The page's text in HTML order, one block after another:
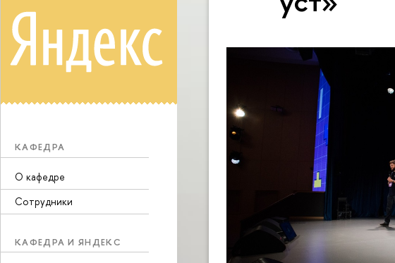
КАФЕДРА
О кафедре
Сотрудники
КАФЕДРА И ЯНДЕКС